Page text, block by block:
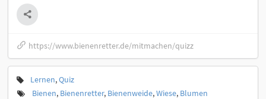
https://www.bienenretter.de/mitmachen/quizz
Lernen,Quiz
Bienen, Bienenretter, Bienenweide,Wiese, Blumen